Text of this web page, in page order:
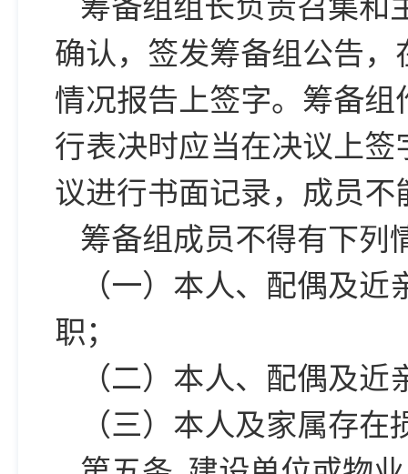
确认，签发筹备组公告
情况报告上签字。筹备
行表决时应当在决议上
议进行书面记录，成员
筹备组成员不得有下列
（一）本人、配偶及
职；
（二）本人、配偶及
（三）本人及家属存